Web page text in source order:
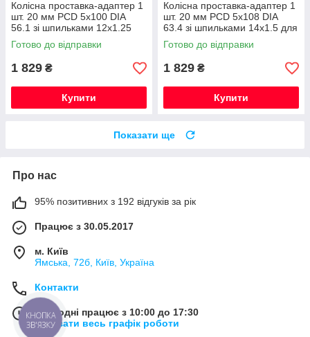
Колісна проставка-адаптер 1
шт. 20 мм PCD 5x100 DIA
56.1 зі шпильками 12x1.25
для Subaru, Toyota GT 86
(Кована)
Готово до відправки
1 829 ₴
Купити
Колісна проставка-адаптер 1
шт. 20 мм PCD 5x108 DIA
63.4 зі шпильками 14x1.5 для
Volvo (Кована)
Готово до відправки
1 829 ₴
Купити
Показати ще
Про нас
95% позитивних з 192 відгуків за рік
Працює з 30.05.2017
м. Київ
Ямська, 72б, Київ, Україна
Контакти
Сьогодні працює з 10:00 до 17:30
Показати весь графік роботи
КНОПКА
ЗВ'ЯЗКУ